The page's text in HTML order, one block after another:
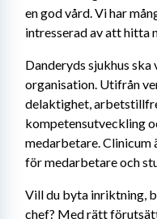
en god vård. Vi har
intresserad av att hitta
Danderyds sjukhus
organisation. Utifrån
delaktighet,
kompetensutveckling
medarbetare.
för medarbetare och
Vill du byta inriktning,
chef? Med rätt